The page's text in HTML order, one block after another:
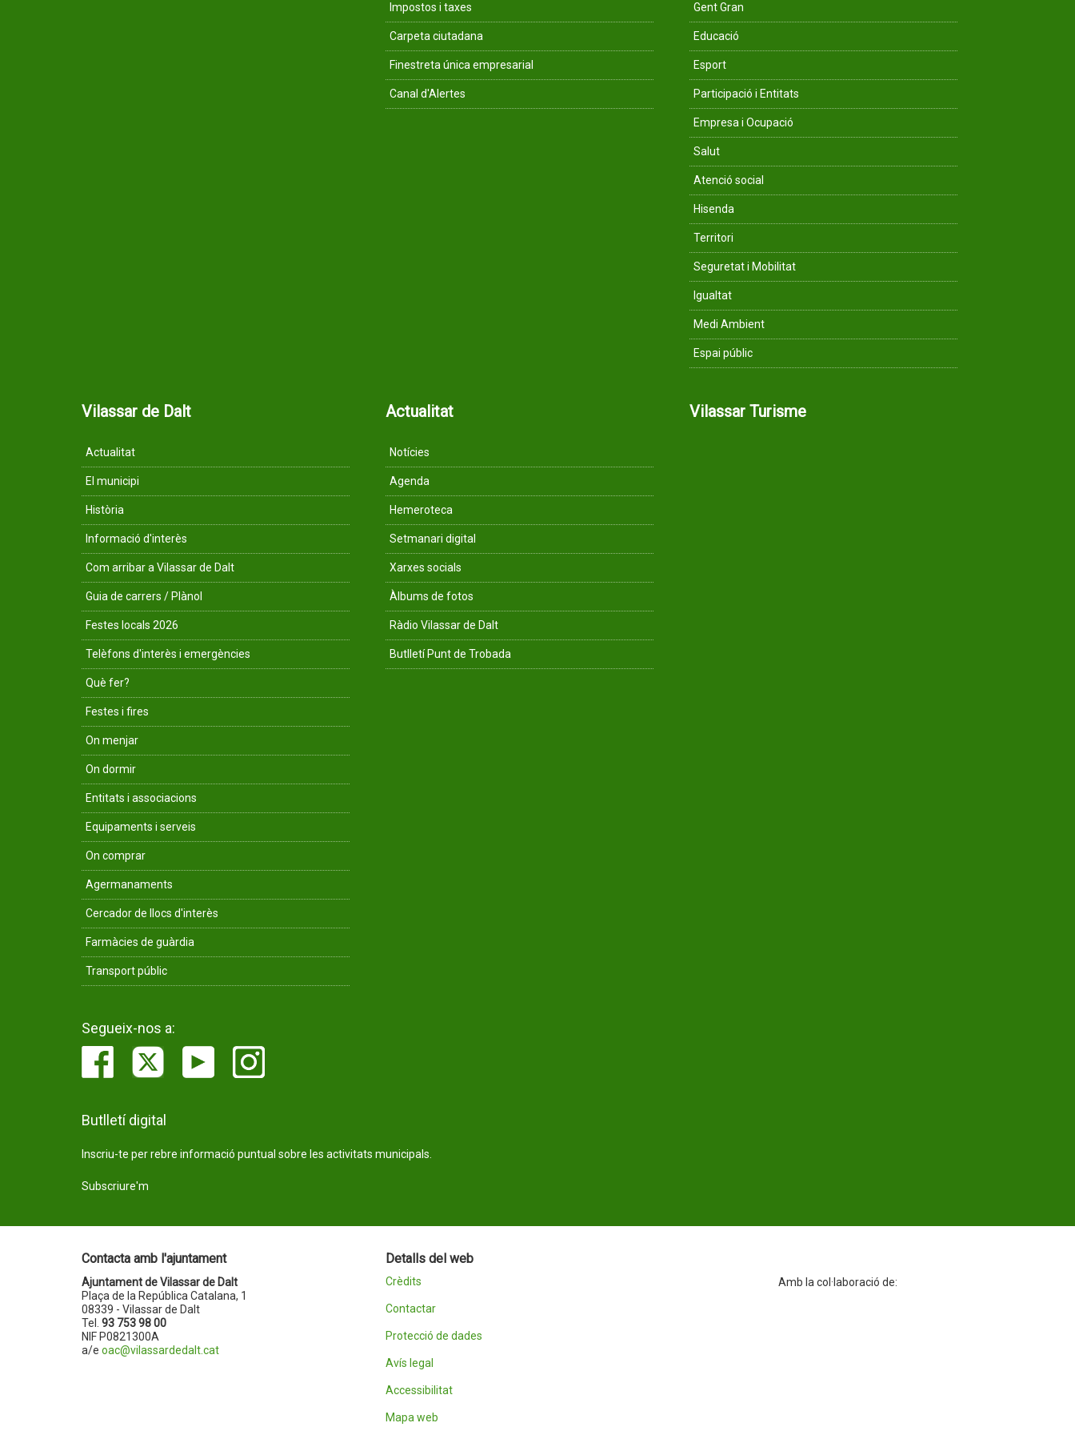
Impostos i taxes
Carpeta ciutadana
Finestreta única empresarial
Canal d'Alertes
Gent Gran
Educació
Esport
Participació i Entitats
Empresa i Ocupació
Salut
Atenció social
Hisenda
Territori
Seguretat i Mobilitat
Igualtat
Medi Ambient
Espai públic
Vilassar de Dalt
Actualitat
El municipi
Història
Informació d'interès
Com arribar a Vilassar de Dalt
Guia de carrers / Plànol
Festes locals 2026
Telèfons d'interès i emergències
Què fer?
Festes i fires
On menjar
On dormir
Entitats i associacions
Equipaments i serveis
On comprar
Agermanaments
Cercador de llocs d'interès
Farmàcies de guàrdia
Transport públic
Actualitat
Notícies
Agenda
Hemeroteca
Setmanari digital
Xarxes socials
Àlbums de fotos
Ràdio Vilassar de Dalt
Butlletí Punt de Trobada
Vilassar Turisme
Segueix-nos a:
Butlletí digital
Inscriu-te per rebre informació puntual sobre les activitats municipals.
Subscriure'm
Contacta amb l'ajuntament
Ajuntament de Vilassar de Dalt
Plaça de la República Catalana, 1
08339 - Vilassar de Dalt
Tel. 93 753 98 00
NIF P0821300A
a/e oac@vilassardedalt.cat
Detalls del web
Crèdits
Contactar
Protecció de dades
Avís legal
Accessibilitat
Mapa web
Amb la col·laboració de: